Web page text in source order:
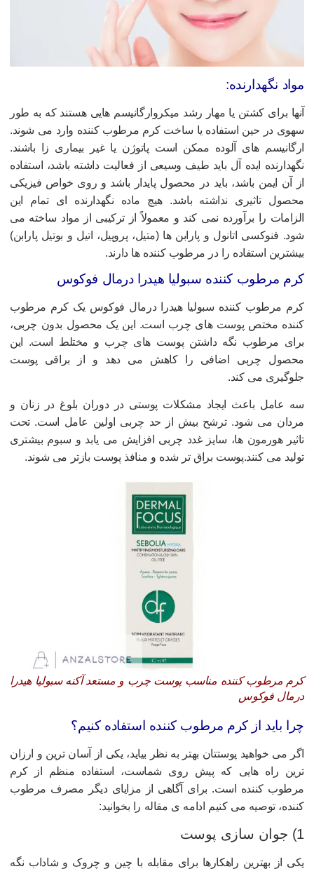
نگهدارنده:
برای کشتن یا مهار رشد میکروارگانیسم هایی هستند که به طور
در حین استفاده یا ساخت کرم مرطوب کننده وارد می شوند.
های آلوده ممکن است پاتوژن یا غیر بیماری زا باشند.
ایده آل باید طیف وسیعی از فعالیت داشته باشد، استفاده
آن ایمن باشد، باید در محصول پایدار باشد و روی خواص فیزیکی
تاثیری نداشته باشد. هیچ ماده نگهدارنده ای تمام این
را برآورده نمی کند و معمولاً از ترکیبی از مواد ساخته می
فنوکسی اتانول و پارابن ها (متیل، پروپیل، اتیل و بوتیل پارابن)
استفاده را در مرطوب کننده ها دارند.
مرطوب کننده سبولیا هیدرا درمال فوکوس
مرطوب کننده سبولیا هیدرا درمال فوکوس یک کرم مرطوب
مختص پوست های چرب است. این یک محصول بدون چربی،
مرطوب نگه داشتن پوست های چرب و مختلط است. این
چربی اضافی را کاهش می دهد و از براقی پوست
می کند.
عامل باعث ایجاد مشکلات پوستی در دوران بلوغ در زنان و
می شود. ترشح بیش از حد چربی اولین عامل است. تحت
هورمون ها، سایز غدد چربی افزایش می یابد و سبوم بیشتری
می کنند.‌پوست براق تر شده و منافذ پوست بازتر می شوند.
مرطوب کننده مناسب پوست چرب و مستعد آکنه سبولیا هیدرا
فوکوس
باید از کرم مرطوب کننده استفاده کنیم؟
می خواهید پوستتان بهتر به نظر بیاید، یکی از آسان ترین و ارزان
راه هایی که پیش روی شماست، استفاده منظم از کرم
کننده است. برای آگاهی از مزایای دیگر مصرف مرطوب
توصیه می کنیم ادامه ی مقاله را بخوانید:
از بهترین راهکارها برای مقابله با چین و چروک و شاداب نگه